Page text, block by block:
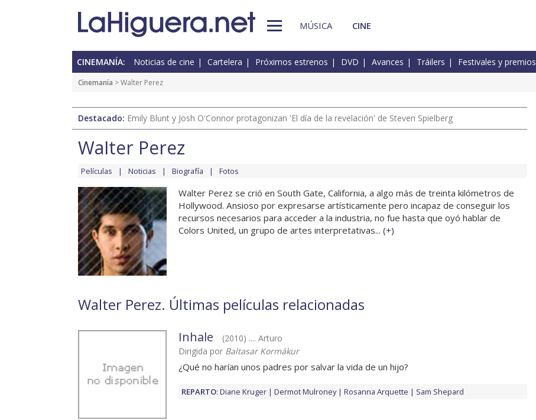
MÚSICA CINE
CINEMANÍA: Noticias de cine Cartelera Próximos estrenos DVD Avances Tráilers Festivales y premios
Cinemanía > Walter Perez
Destacado: Emily Blunt y Josh O'Connor protagonizan 'El día de la revelación' de Steven Spielberg
Walter Perez
Películas Noticias Biografía Fotos
Walter Perez se crió en South Gate, California, a algo más de treinta kilómetros de
Hollywood. Ansioso por expresarse artísticamente pero incapaz de conseguir los
recursos necesarios para acceder a la industria, no fue hasta que oyó hablar de
Colors United, un grupo de artes interpretativas... (+)
Walter Perez. Últimas películas relacionadas
Inhale
(2010) .... Arturo
Dirigida por Baltasar Kormákur
¿Qué no harían unos padres por salvar la vida de un hijo?
REPARTO: Diane Kruger Dermot Mulroney Rosanna Arquette Sam Shepard